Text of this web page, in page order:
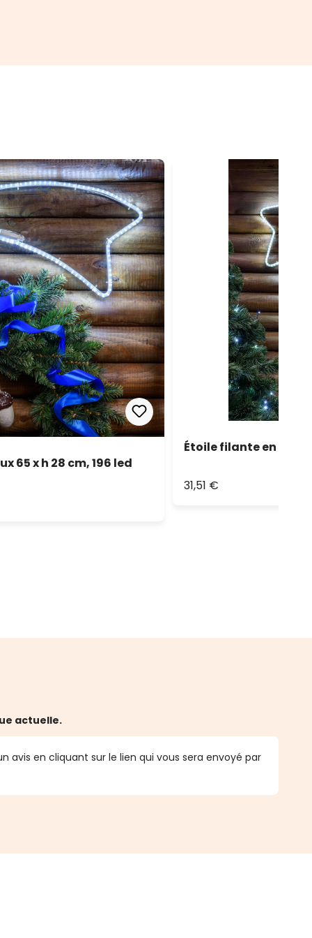
65 x h 28 cm, 196 led
Étoile filante en tube
31,51 €
actuelle.
avis en cliquant sur le lien qui vous sera envoyé par